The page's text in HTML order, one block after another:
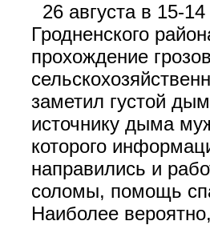
26 августа в 15-
Гродненского
прохождение
заметил густой
источнику дыма
которого
направились и
соломы, помощь
Наиболее